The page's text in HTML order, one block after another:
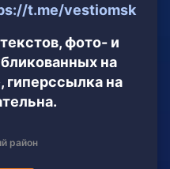
t.me/vestiomsk
фото- и
на
на
район